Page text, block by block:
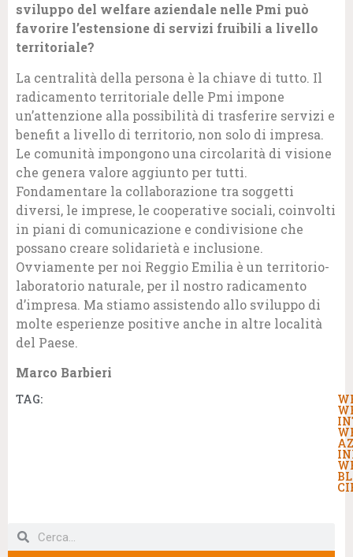
sviluppo del welfare aziendale nelle Pmi può
favorire l’estensione di servizi fruibili a livello
territoriale?
La centralità della persona è la chiave di tutto. Il
radicamento territoriale delle Pmi impone
un’attenzione alla possibilità di trasferire servizi e
benefit a livello di territorio, non solo di impresa.
Le comunità impongono una circolarità di visione
che genera valore aggiunto per tutti.
Fondamentare la collaborazione tra soggetti
diversi, le imprese, le cooperative sociali, coinvolti
in piani di comunicazione e condivisione che
possano creare solidarietà e inclusione.
Ovviamente per noi Reggio Emilia è un territorio-
laboratorio naturale, per il nostro radicamento
d’impresa. Ma stiamo assistendo allo sviluppo di
molte esperienze positive anche in altre località
del Paese.
Marco Barbieri
TAG: